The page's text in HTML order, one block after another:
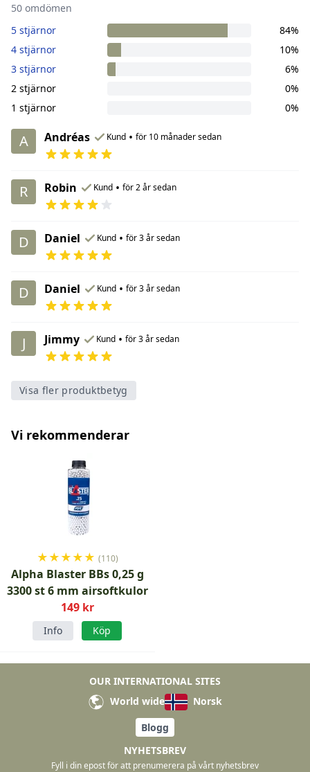
50 omdömen
5 stjärnor
84%
4 stjärnor
10%
3 stjärnor
6%
2 stjärnor
0%
1 stjärnor
0%
A Andréas Kund • för 10 månader sedan
R Robin Kund • för 2 år sedan
D Daniel Kund • för 3 år sedan
D Daniel Kund • för 3 år sedan
J Jimmy Kund • för 3 år sedan
Visa fler produktbetyg
Vi rekommenderar
★★★★★ (110)
Alpha Blaster BBs 0,25 g
3300 st 6 mm airsoftkulor
149 kr
Info Köp
OUR INTERNATIONAL SITES
World wide
Norsk
Blogg
NYHETSBREV
Fyll i din epost för att prenumerera på vårt nyhetsbrev